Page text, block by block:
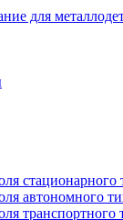
для
стационарного
автономного
транспортного